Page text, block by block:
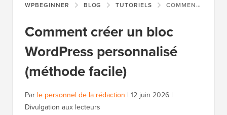
WPBEGINNER BLOG TUTORIELS COMMENT CRÉER UN BLOC WORDPRESS PERSONNALISÉ (MÉTHODE FACILE)
Comment créer un bloc
WordPress personnalisé
(méthode facile)
Par le personnel de la rédaction | 12 juin 2026 |
Divulgation aux lecteurs